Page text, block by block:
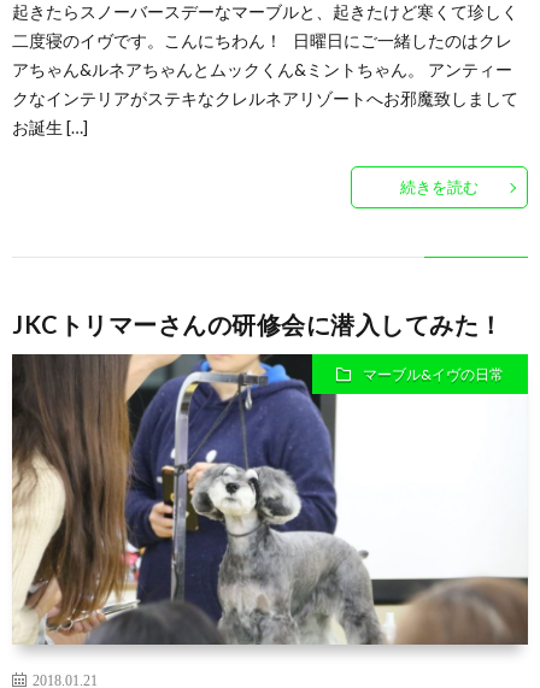
起きたらスノーバースデーなマーブルと、起きたけど寒くて珍しく
二度寝のイヴです。こんにちわん！ 日曜日にご一緒したのはクレ
アちゃん&ルネアちゃんとムックくん&ミントちゃん。 アンティー
クなインテリアがステキなクレルネアリゾートへお邪魔致しまして
お誕生 […]
続きを読む
JKCトリマーさんの研修会に潜入してみた！
マーブル&イヴの日常
2018.01.21